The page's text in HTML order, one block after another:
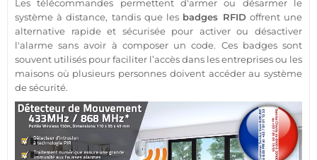
Les télécommandes permettent d'armer ou désarmer le
système à distance, tandis que les badges RFID offrent une
alternative rapide et sécurisée pour activer ou désactiver
l'alarme sans avoir à composer un code. Ces badges sont
souvent utilisés pour faciliter l’accès dans les entreprises ou les
maisons où plusieurs personnes doivent accéder au système
desécurité.